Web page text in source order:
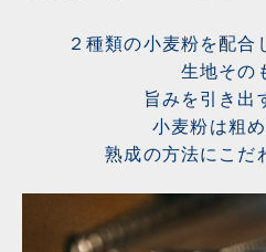
２種類の小麦粉を配合
生地その
旨みを引き出
小麦粉は粗め
熟成の方法にこだ